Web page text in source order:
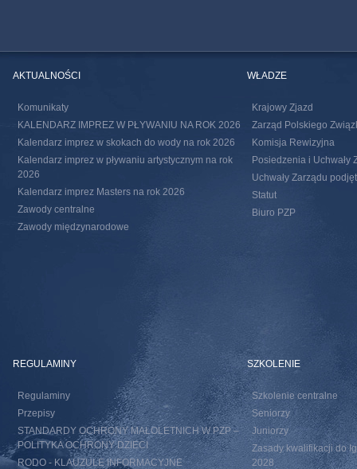
AKTUALNOŚCI
Komunikaty
KALENDARZ IMPREZ W PŁYWANIU NA ROK 2026
Kalendarz imprez w skokach do wody na rok 2026
Kalendarz imprez w pływaniu artystycznym na rok
2026
Kalendarz imprez Masters na rok 2026
Zawody centralne
Zawody międzynarodowe
WŁADZE
Krajowy Zjazd
Zarząd Polskiego
Komisja Rewizyjna
Posiedzenia i Uchwały
Uchwały Zarządu
Statut
Biuro PZP
REGULAMINY
Regulaminy
Przepisy
STANDARDY OCHRONY MAŁOLETNICH W PZP –
POLITYKA OCHRONY DZIECI
RODO - KLAUZULE INFORMACYJNE
SZKOLENIE
Szkolenie centralne
Seniorzy
Juniorzy
Zasady kwalifikacji do
2028